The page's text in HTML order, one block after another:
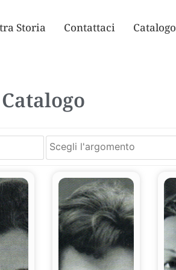
Storia Contattaci Catalogo
Catalogo